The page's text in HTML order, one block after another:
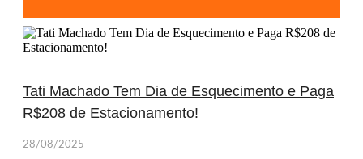
Tati Machado Tem Dia de Esquecimento e Paga
R$208 de Estacionamento!
28/08/2025